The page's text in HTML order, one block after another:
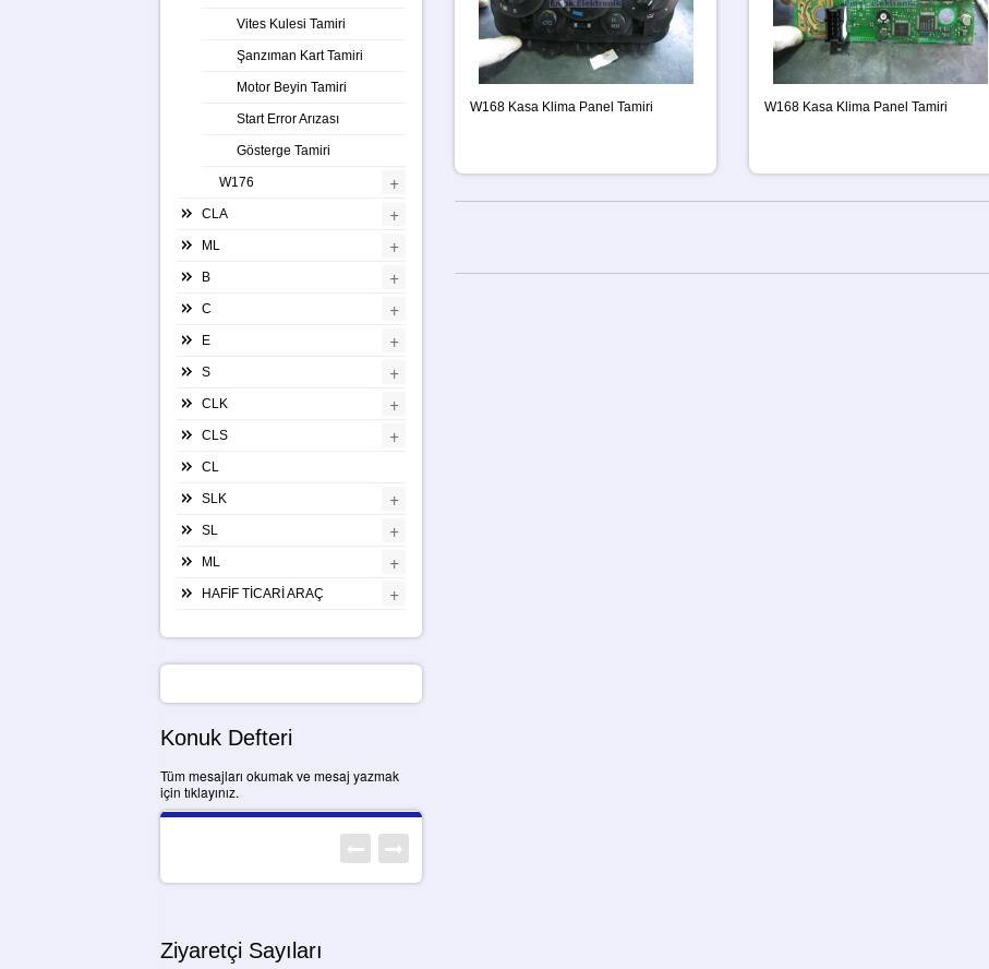
W168 Kasa Klima Panel Tamiri W168 Kasa Klima Panel Tamiri
Vites Kulesi Tamiri
Şanzıman Kart Tamiri
Motor Beyin Tamiri
Start Error Arızası
Gösterge Tamiri
W176 +
CLA +
ML +
B +
C +
E +
S +
CLK +
CLS +
CL
SLK +
SL +
ML +
HAFİF TİCARİ ARAÇ +
Konuk Defteri
Tüm mesajları okumak ve mesaj yazmak
için tıklayınız.
Ziyaretçi Sayıları